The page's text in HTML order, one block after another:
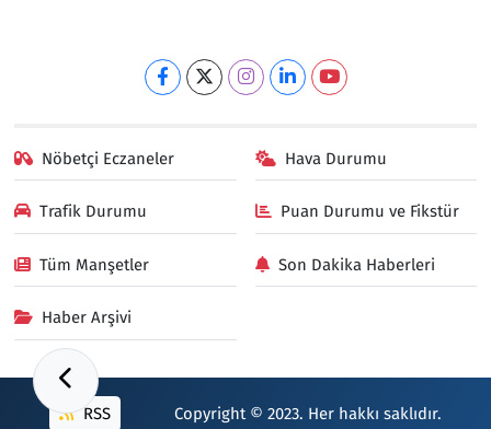
Nöbetçi Eczaneler Hava Durumu
Trafik Durumu Puan Durumu ve Fikstür
Tüm Manşetler Son Dakika Haberleri
Haber Arşivi
RSS Copyright © 2023. Her hakkı saklıdır.